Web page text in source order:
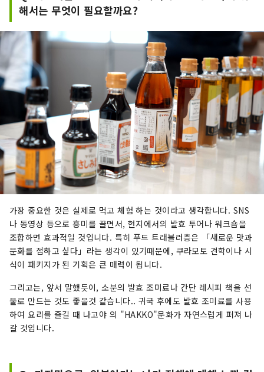
해서는 무엇이 필요할까요?
가장 중요한 것은 실제로 먹고 체험 하는 것이라고 생각합니다. SNS
나 동영상 등으로 흥미를 끌면서, 현지에서의 발효 투어나 워크숍을
조합하면 효과적일 것입니다. 특히 푸드 트래블러층은 「새로운 맛과
문화를 접하고 싶다」라는 생각이 있기때문에, 쿠라모토 견학이나 시
식이 패키지가 된 기획은 큰 매력이 됩니다.
그리고는, 앞서 말했듯이, 소분의 발효 조미료나 간단 레시피 책을 선
물로 만드는 것도 좋을것 같습니다.. 귀국 후에도 발효 조미료를 사용
하여 요리를 즐길 때 나고야 의 "HAKKO"문화가 자연스럽게 퍼져 나
갈 것입니다.